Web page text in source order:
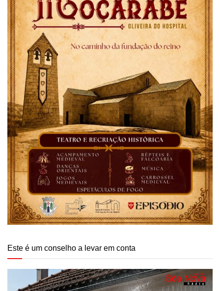
Este é um conselho a levar em conta